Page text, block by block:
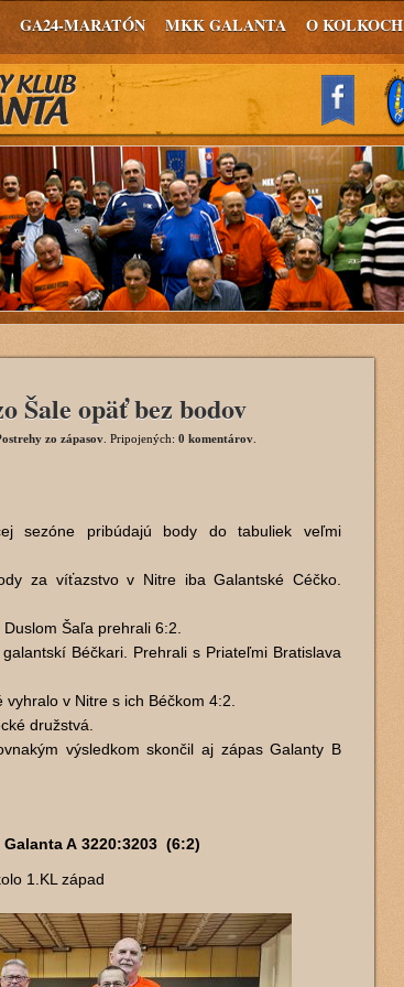
GA24-MARATÓN MKK GALANTA O KOLKOCH
Šale opäť bez bodov
zo zápasov . Pripojených: 0 komentárov
sezóne pribúdajú body do tabuliek veľmi
za víťazstvo v Nitre iba Galantské Céčko.
Šaľa prehrali 6:2.
Béčkari. Prehrali s Priateľmi Bratislava
v Nitre s ich Béčkom 4:2.
družstvá.
výsledkom skončil aj zápas Galanty B
A 3220:3203 (6:2)
1.KL západ